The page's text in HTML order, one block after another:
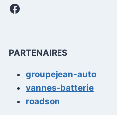
Facebook
PARTENAIRES
groupejean-auto
vannes-batterie
roadson